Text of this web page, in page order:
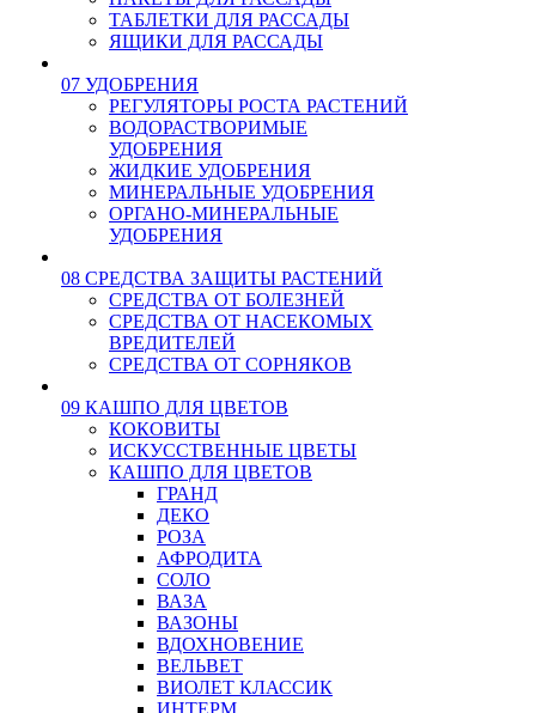
ТАБЛЕТКИ ДЛЯ РАССАДЫ
ЯЩИКИ ДЛЯ РАССАДЫ
07 УДОБРЕНИЯ
РЕГУЛЯТОРЫ РОСТА РАСТЕНИЙ
ВОДОРАСТВОРИМЫЕ
УДОБРЕНИЯ
ЖИДКИЕ УДОБРЕНИЯ
МИНЕРАЛЬНЫЕ УДОБРЕНИЯ
ОРГАНО-МИНЕРАЛЬНЫЕ
УДОБРЕНИЯ
08 СРЕДСТВА ЗАЩИТЫ РАСТЕНИЙ
СРЕДСТВА ОТ БОЛЕЗНЕЙ
СРЕДСТВА ОТ НАСЕКОМЫХ
ВРЕДИТЕЛЕЙ
СРЕДСТВА ОТ СОРНЯКОВ
09 КАШПО ДЛЯ ЦВЕТОВ
КОКОВИТЫ
ИСКУССТВЕННЫЕ ЦВЕТЫ
КАШПО ДЛЯ ЦВЕТОВ
ГРАНД
ДЕКО
РОЗА
АФРОДИТА
СОЛО
ВАЗА
ВАЗОНЫ
ВДОХНОВЕНИЕ
ВЕЛЬВЕТ
ВИОЛЕТ КЛАССИК
ИНТЕРМ